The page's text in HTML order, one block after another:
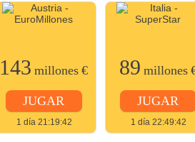
143 millones €
JUGAR
1 día 21:19:42
89 millones
JUGAR
1 día 22:49:42